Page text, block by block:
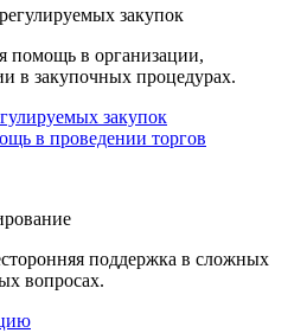
закупок
помощь в организации,
в закупочных процедурах.
закупок
в проведении торгов
поддержка в сложных
вопросах.